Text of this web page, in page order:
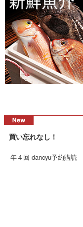
買い忘れなし！
年４回 dancyu予約購読